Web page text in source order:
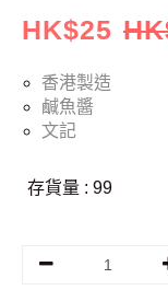
HK$25
香港製造
鹹魚醬
文記
存貨量 : 99